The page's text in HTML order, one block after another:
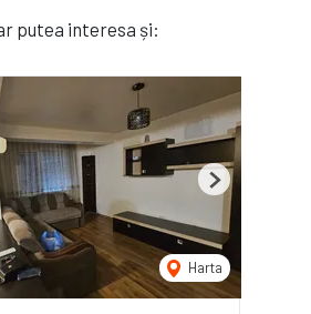
putea interesa și:
Harta
Next